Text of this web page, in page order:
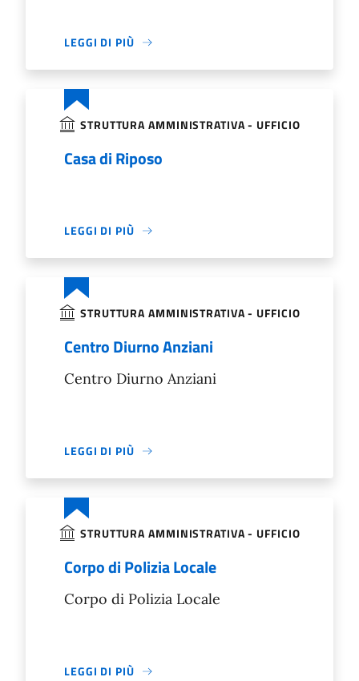
LEGGI DI PIÙ
STRUTTURA AMMINISTRATIVA - UFFICIO
Casa di Riposo
LEGGI DI PIÙ
STRUTTURA AMMINISTRATIVA - UFFICIO
Centro Diurno Anziani
Centro Diurno Anziani
LEGGI DI PIÙ
STRUTTURA AMMINISTRATIVA - UFFICIO
Corpo di Polizia Locale
Corpo di Polizia Locale
LEGGI DI PIÙ